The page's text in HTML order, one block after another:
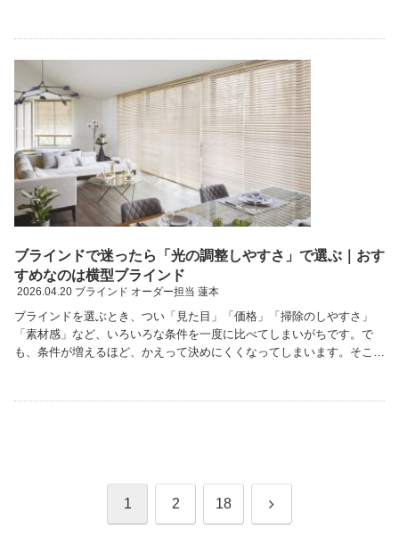
ブラインドで迷ったら「光の調整しやすさ」で選ぶ｜おす
すめなのは横型ブラインド
2026.04.20 ブラインド オーダー担当 蓮本
ブラインドを選ぶとき、つい「見た目」「価格」「掃除のしやすさ」
「素材感」など、いろいろな条件を一度に比べてしまいがちです。で
も、条件が増えるほど、かえって決めにくくなってしまいます。そこで
1 2 18 次